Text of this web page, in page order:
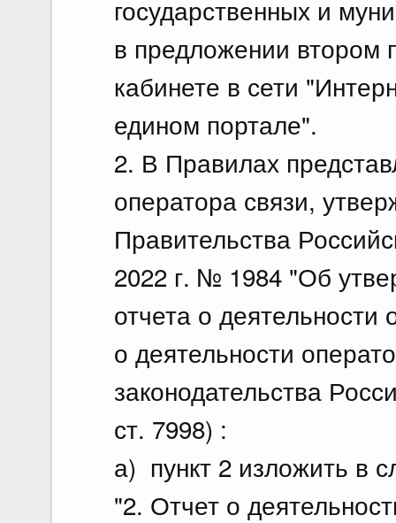
государственных и
в предложении втором
кабинете в сети
едином портале".
2. В Правилах
оператора связи,
Правительства
2022 г. № 1984 "Об
отчета о
о деятельности
законодательства
ст. 7998) :
а) пункт 2 изложить в
"2. Отчет о
Показать еще